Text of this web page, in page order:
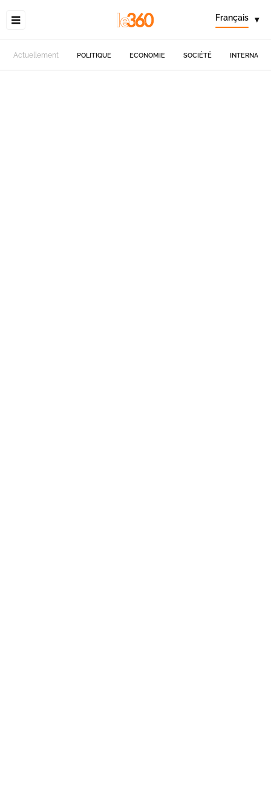
Français ▾
Actuellement POLITIQUE ECONOMIE SOCIÉTÉ